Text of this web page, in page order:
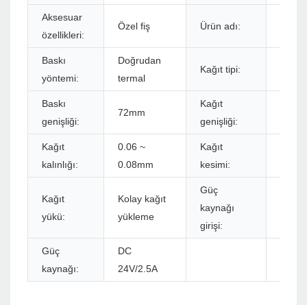
Aksesuar
özellikleri:
Özel fiş Ürün adı:
Baskı
yöntemi:
Doğrudan
termal
Kağıt tipi:
Baskı
genişliği:
72mm
Kağıt
genişliği:
Kağıt
kalınlığı:
0.06 ~
0.08mm
Kağıt
kesimi:
Kağıt
yükü:
Kolay kağıt
yükleme
Güç
kaynağı
girişi:
Güç
kaynağı:
DC
24V/2.5A